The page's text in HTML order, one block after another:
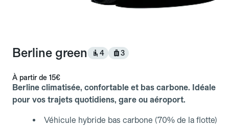
Berline green 4 3
À partir de 15€
Berline climatisée, confortable et bas carbone. Idéale
pour vos trajets quotidiens, gare ou aéroport.
Véhicule hybride bas carbone (70% de la flotte)